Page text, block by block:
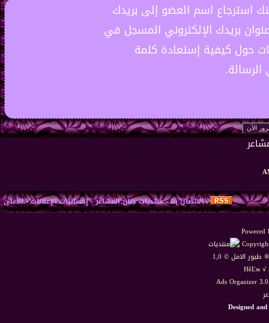
استرجاع اسم العضو إلى بريدك
بريدك الإلكتروني المسجل في
حول كيفية إستعادة كلمة
-الاتصال بنا-منتديات جنان المشاعر-إحصائيات الإعلانات-الأعلى
HêĽм √
Ads Organizer
Designed